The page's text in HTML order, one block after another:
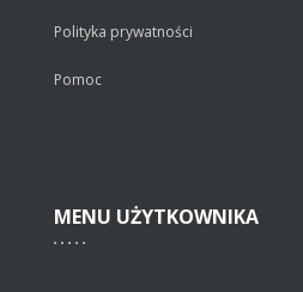
Polityka prywatności
Pomoc
MENU UŻYTKOWNIKA